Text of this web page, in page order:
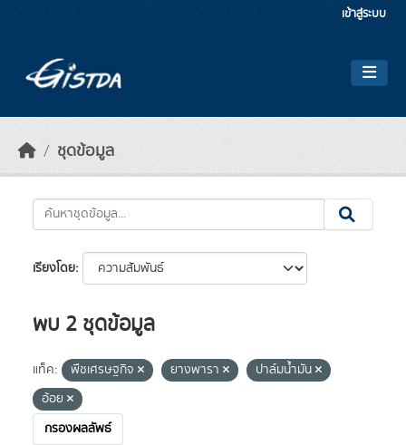
เข้าสู่ระบบ
ชุดข้อมูล
เรียงโดย
พบ 2 ชุดข้อมูล
แท็ค: พืชเศรษฐกิจ ยางพารา
ปาล์มน้ำมัน
อ้อย
กรองผลลัพธ์